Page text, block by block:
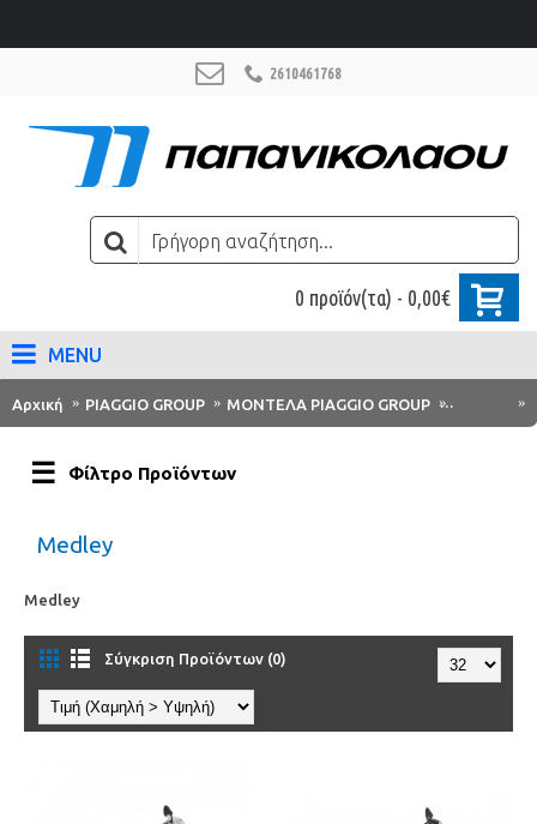
2610461768
0 προϊόν(τα) - 0,00€
MENU
Αρχική PIAGGIO GROUP ΜΟΝΤΕΛΑ PIAGGIO GROUP Piaggio
Φίλτρο Προϊόντων
Medley
Medley
Σύγκριση Προϊόντων (0)